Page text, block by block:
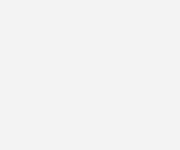
selbst bewohnt, braucht keinen Ausweis.
erleichtert Einschätzung
Jahre gültig sind, bleibt die alte Skala von
2026 noch einige Jahre im Umlauf. Neue
jedoch die aktualisierte Klassifizierung.
Nullemissionsgebäuden vorbehalten sein.
schlechtesten fünfzehn Prozent des